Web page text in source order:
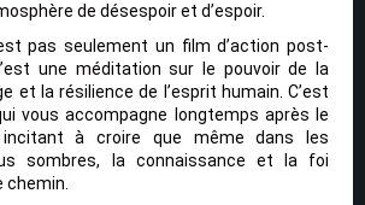
de désespoir et d’espoir.
pas seulement un film d’action post-
une méditation sur le pouvoir de la
et la résilience de l’esprit humain. C’est
vous accompagne longtemps après le
incitant à croire que même dans les
sombres, la connaissance et la foi
chemin.